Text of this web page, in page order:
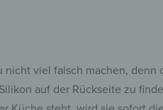
viel falsch machen,
auf der Rückseite zu